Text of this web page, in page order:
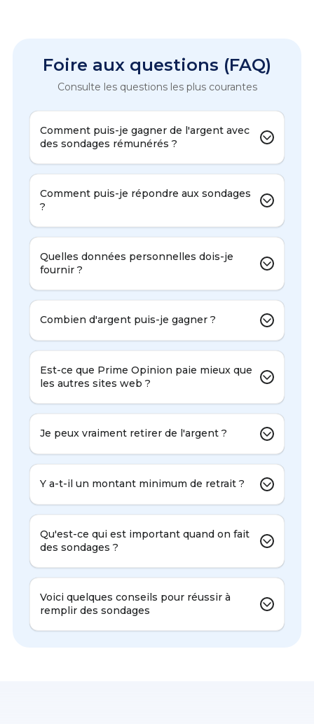
Foire aux questions (FAQ)
Consulte les questions les plus courantes
Comment puis-je gagner de l'argent avec
des sondages rémunérés ?
Comment puis-je répondre aux sondages
?
Quelles données personnelles dois-je
fournir ?
Combien d'argent puis-je gagner ?
Est-ce que Prime Opinion paie mieux que
les autres sites web ?
Je peux vraiment retirer de l'argent ?
Y a-t-il un montant minimum de retrait ?
Qu'est-ce qui est important quand on fait
des sondages ?
Voici quelques conseils pour réussir à
remplir des sondages